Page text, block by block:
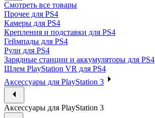
Смотреть все товары
Прочее для PS4
Камеры для PS4
Крепления и подставки для PS4
Геймпады для PS4
Рули для PS4
Зарядные станции и аккумуляторы для PS4
Шлем PlayStation VR для PS4
Аксессуары для PlayStation 3
Аксессуары для PlayStation 3